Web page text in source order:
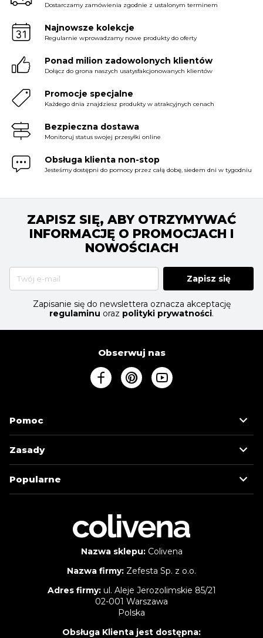
Dostarczamy zamówienia zgodnie z ustalonym terminem
Najnowsze kolekcje
Regularnie wprowadzamy nowe produkty do oferty
Ponad milion zadowolonych klientów
Dołącz do grona naszych usatysfakcjonowanych klientów
Promocje specjalne
Każdego dnia znajdziesz produkty w atrakcyjnych cenach
Bezpieczna dostawa
Monitoruj status swojej przesyłki online
Obsługa klienta non-stop
Jesteśmy dostępni do pomocy przez całą dobę, siedem dni w tygodniu
ZAPISZ SIĘ, ABY OTRZYMYWAĆ
INFORMACJĘ O PROMOCJACH I
NOWOŚCIACH
Zapisz się
Zapisanie się do newslettera oznacza akceptację
regulaminu oraz polityki prywatności.
Obserwuj nas
Pomoc
Zasady
Popularne
Nazwa sklepu:Colivena
Nazwa firmy: Zefesta Sp. z o.o.
Adres firmy:ul. Aleje Jerozolimskie 85/21
02-001 Warszawa
Polska
Obsługa Klienta jest dostępna: